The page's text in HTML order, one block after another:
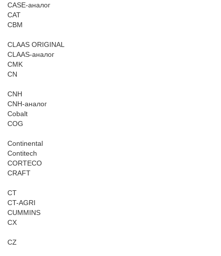
CASE-аналог
CAT
CBM
CLAAS ORIGINAL
CLAAS-аналог
CMK
CN
CNH
CNH-аналог
Cobalt
COG
Continental
Contitech
CORTECO
CRAFT
CT
CT-AGRI
CUMMINS
CX
CZ